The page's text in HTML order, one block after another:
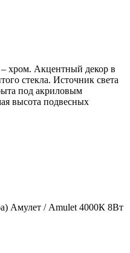
– хром. Акцентный декор в
стекла. Источник света
под акриловым
высота подвесных
Амулет / Amulet 4000К 8Вт